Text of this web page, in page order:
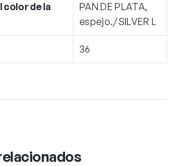
color de la
PAN DE PLATA,
espejo./SILVER L
36